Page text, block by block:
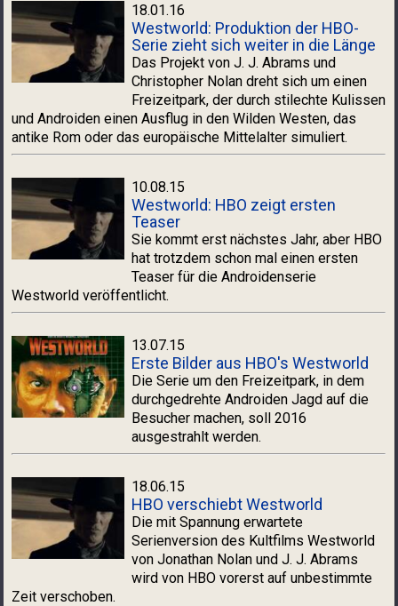
18.01.16
Westworld: Produktion der HBO-
Serie zieht sich weiter in die Länge
Das Projekt von J. J. Abrams und
Christopher Nolan dreht sich um einen
Freizeitpark, der durch stilechte Kulissen
und Androiden einen Ausflug in den Wilden Westen, das
antike Rom oder das europäische Mittelalter simuliert.
10.08.15
Westworld: HBO zeigt ersten
Teaser
Sie kommt erst nächstes Jahr, aber HBO
hat trotzdem schon mal einen ersten
Teaser für die Androidenserie
Westworld veröffentlicht.
13.07.15
Erste Bilder aus HBO's Westworld
Die Serie um den Freizeitpark, in dem
durchgedrehte Androiden Jagd auf die
Besucher machen, soll 2016
ausgestrahlt werden.
18.06.15
HBO verschiebt Westworld
Die mit Spannung erwartete
Serienversion des Kultfilms Westworld
von Jonathan Nolan und J. J. Abrams
wird von HBO vorerst auf unbestimmte
Zeit verschoben.